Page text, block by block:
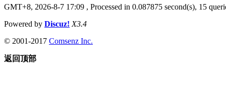
GMT+8, 2026-8-7 17:09 , Processed in 0.087875 second(s), 15
Powered by Discuz! X3.4
© 2001-2017 Comsenz Inc.
返回顶部